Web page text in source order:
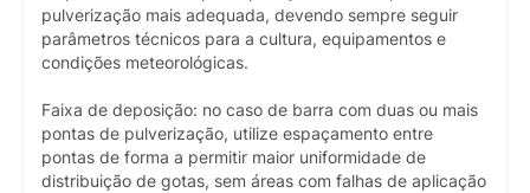
pulverização mais adequada, devendo sempre seguir
parâmetros técnicos para a cultura, equipamentos e
condições meteorológicas.
Faixa de deposição: no caso de barra com duas ou mais
pontas de pulverização, utilize espaçamento entre
pontas de forma a permitir maior uniformidade de
distribuição de gotas, sem áreas com falhas de aplicação